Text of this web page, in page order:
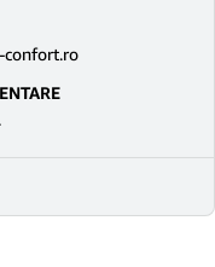
confort.ro